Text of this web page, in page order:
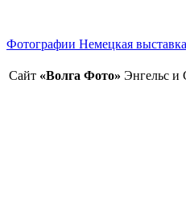
Фотографии Немецкая
Сайт «Волга Фото» Энгельс и